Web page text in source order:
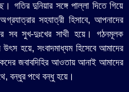
গতির দুনিয়ার সঙ্গে পাল্লা দিতে গিয়ে
সহযাত্রী হিসাবে, আপনাদের
সব সুখ-দুঃখের সাথী হয়ে। গঠনমূলক
হয়ে, সংবাদমাধ্যম হিসেবে আমাদের
জবাবদিহির আওতায় আনাই আমাদের
বন্ধুর পথে বন্ধু হয়ে।